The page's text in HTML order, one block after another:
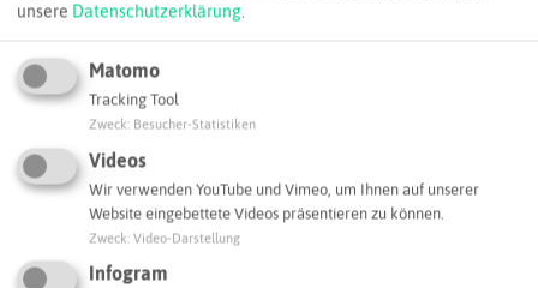
Leaflet |©OpenStreetMap contributors |
Adresse:
unsere Datenschutzerklärung.
Matomo
Tracking Tool
Zweck Besucher-Statistiken
Videos
Wir verwenden YouTube und Vimeo, um Ihnen auf unserer
Website eingebettete Videos präsentieren zu können.
Zweck Video-Darstellung
Infogram